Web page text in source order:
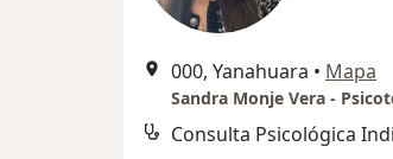
000, Yanahuara • Mapa
Sandra Monje Vera -
Consulta Psicológica